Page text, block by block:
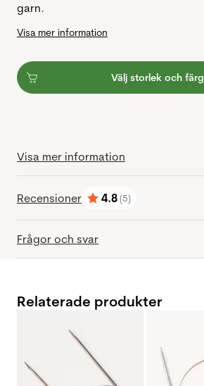
garn.
Visa mer information
Välj storlek och färg
Visa mer information
Recensioner
Betyg:
4.8(5)
utav 5 stjärnor
Frågor och svar
Relaterade produkter